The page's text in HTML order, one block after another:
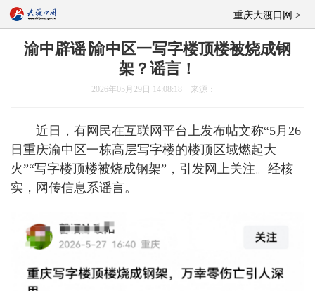
重庆大渡口网 >
渝中辟谣∣渝中区一写字楼顶楼被烧成钢
架？谣言！
2026年05月29日 14:08:18 来源：
近日，有网民在互联网平台上发布帖文称“5月26
日重庆渝中区一栋高层写字楼的楼顶区域燃起大
火”“写字楼顶楼被烧成钢架”，引发网上关注。经核
实，网传信息系谣言。